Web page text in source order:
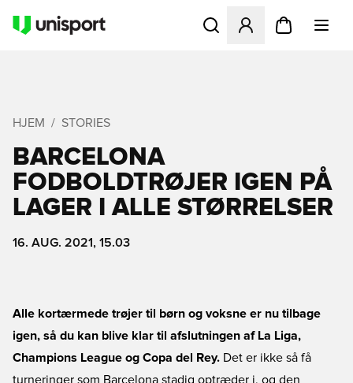
Åbner en Modal til at
HJEM STORIES
BARCELONA
FODBOLDTRØJER IGEN PÅ
LAGER I ALLE STØRRELSER
16. AUG. 2021, 15.03
Alle kortærmede trøjer til børn og voksne er nu tilbage
igen, så du kan blive klar til afslutningen af La Liga,
Champions League og Copa del Rey. Det er ikke så få
turneringer som Barcelona stadig optræder i, og den